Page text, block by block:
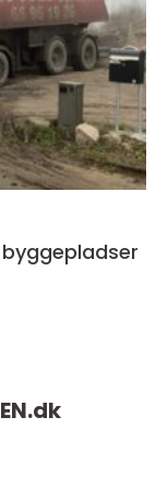
dk